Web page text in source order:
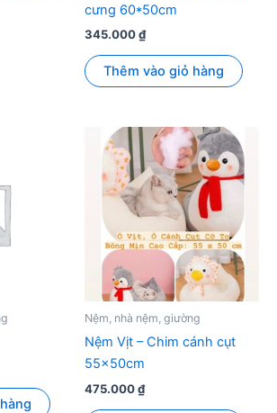
cưng 60*50cm
345.000₫
Thêm vào giỏ hàng
Nệm, nhà nệm, giường
Nệm Vịt – Chim cánh cụt
55x50cm
475.000₫